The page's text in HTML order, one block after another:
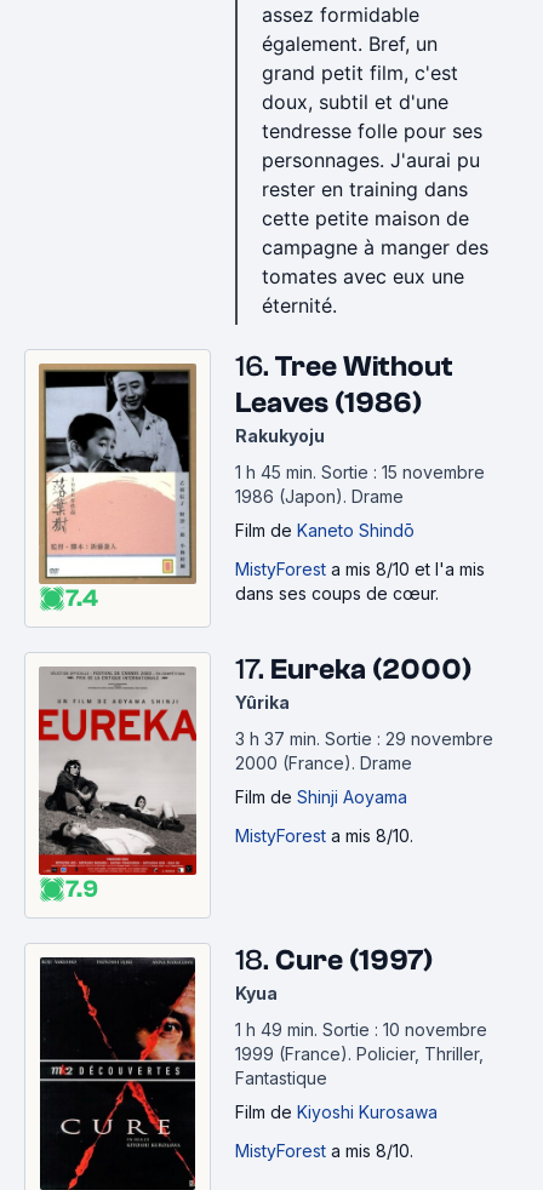
assez formidable
également. Bref, un
grand petit film, c'est
doux, subtil et d'une
tendresse folle pour ses
personnages. J'aurai pu
rester en training dans
cette petite maison de
campagne à manger des
tomates avec eux une
éternité.
7.4
16. Tree Without
Leaves (1986)
Rakukyoju
1 h 45 min. Sortie : 15 novembre
1986 (Japon). Drame
Film de Kaneto Shindō
MistyForest a mis 8/10 et l'a mis
dans ses coups de cœur.
7.9
17. Eureka (2000)
Yûrika
3 h 37 min. Sortie : 29 novembre
2000 (France). Drame
Film de Shinji Aoyama
MistyForest a mis 8/10.
18. Cure (1997)
Kyua
1 h 49 min. Sortie : 10 novembre
1999 (France). Policier, Thriller,
Fantastique
Film de Kiyoshi Kurosawa
MistyForest a mis 8/10.